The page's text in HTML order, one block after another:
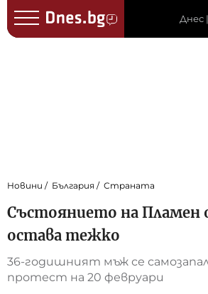
Днес
Новини България Страната
Състоянието на Пламен
остава тежко
36-годишният мъж се
протест на 20 февруари